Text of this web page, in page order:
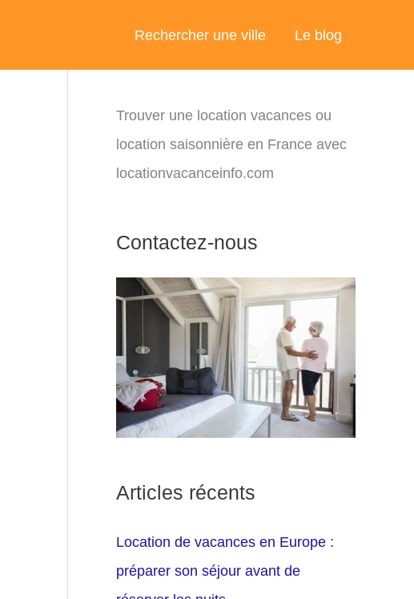
Rechercher une ville Le blog
Trouver une location vacances ou
location saisonnière en France avec
locationvacanceinfo.com
Contactez-nous
Articles récents
Location de vacances en Europe :
préparer son séjour avant de